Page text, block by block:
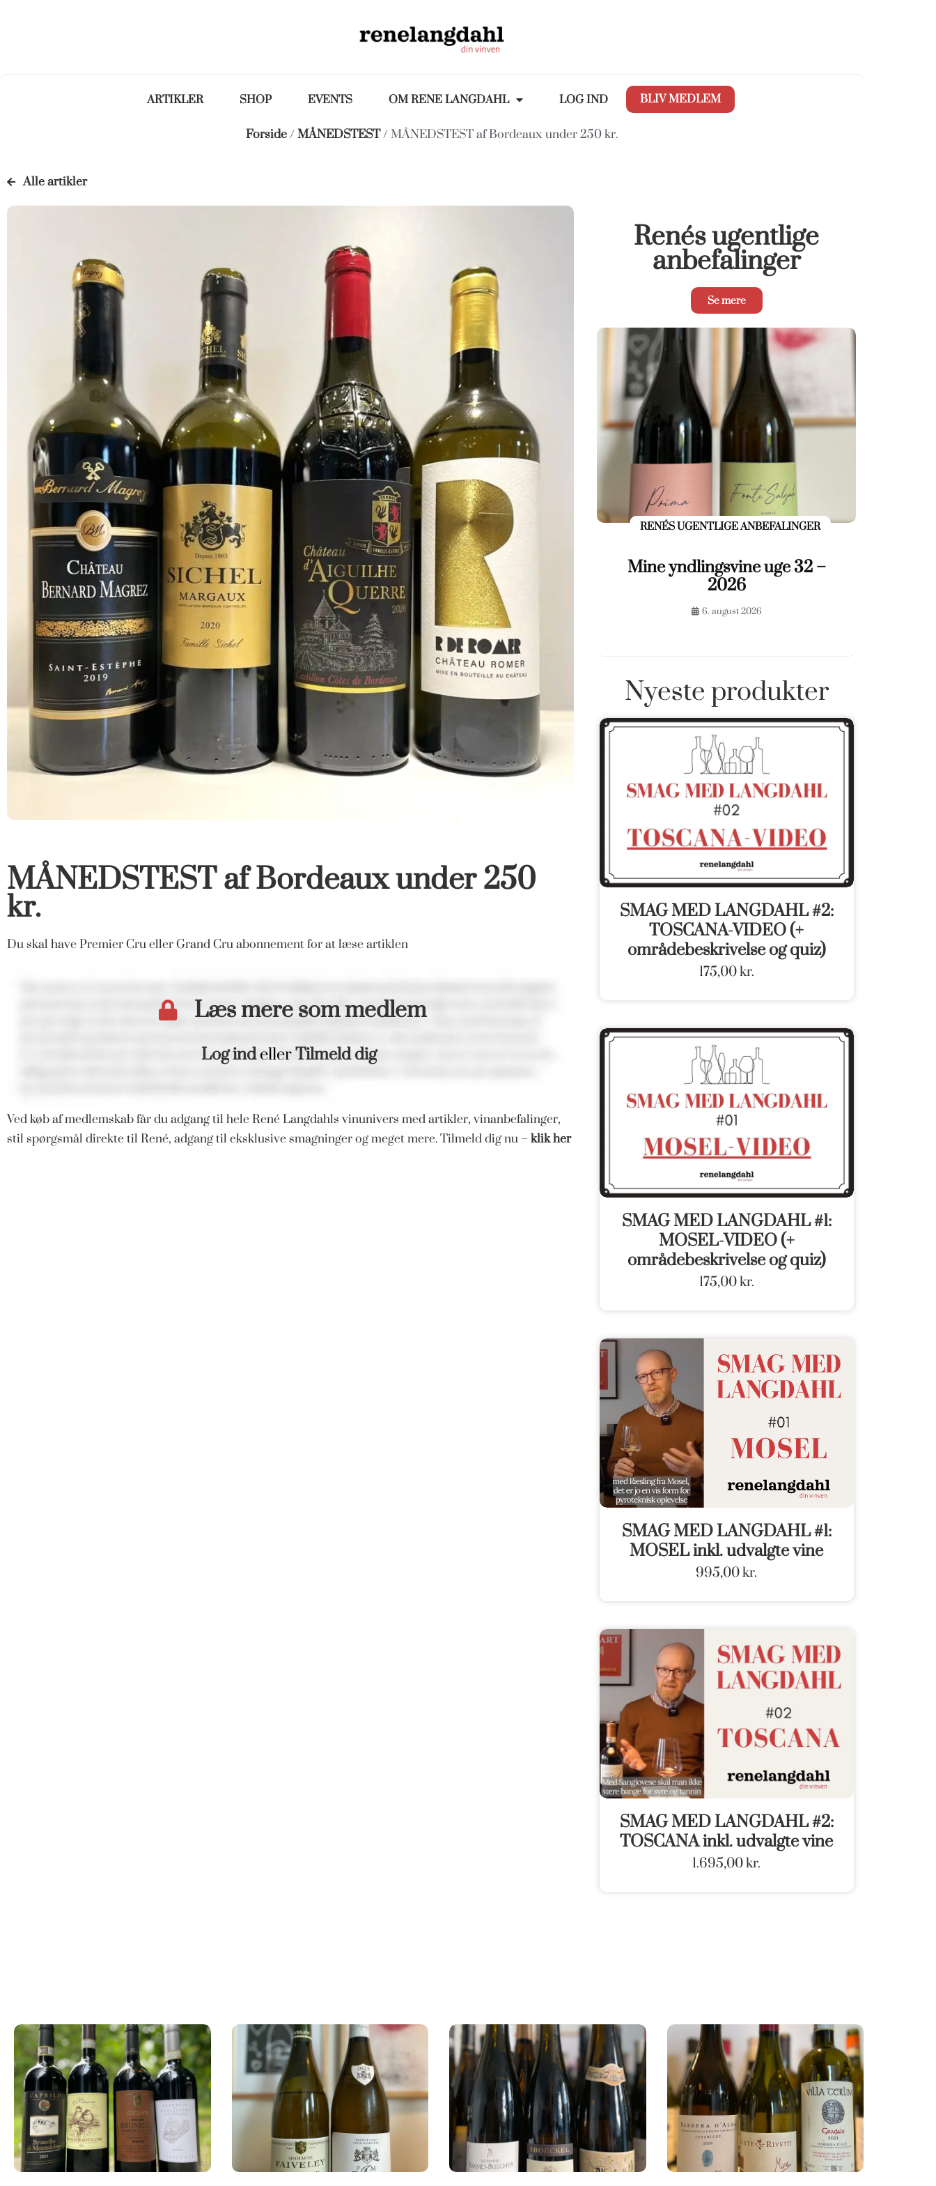
ARTIKLER SHOP EVENTS OM RENE LANGDAHL LOG IND BLIV MEDLEM
Forside/ MÅNEDSTEST/ MÅNEDSTEST af Bordeaux under 250 kr.
Alle artikler
MÅNEDSTEST af Bordeaux under 250
kr.
Du skal have Premier Cru eller Grand Cru abonnement for at læse artiklen
Læs mere som medlem
Log indellerTilmeld dig
Ved køb af medlemskab får du adgang til hele René Langdahls vinunivers med artikler, vinanbefalinger,
stil spørgsmål direkte til René, adgang til eksklusive smagninger og meget mere. Tilmeld dig nu – klik her
Renés ugentlige
anbefalinger
Se mere
RENÉS UGENTLIGE ANBEFALINGER
Mine yndlingsvine uge 32 –
2026
6. august 2026
Nyeste produkter
SMAG MED LANGDAHL #2:
TOSCANA-VIDEO (+
områdebeskrivelse og quiz)
175,00kr.
SMAG MED LANGDAHL #1:
MOSEL-VIDEO (+
områdebeskrivelse og quiz)
175,00kr.
SMAG MED LANGDAHL #1:
MOSEL inkl. udvalgte vine
995,00kr.
SMAG MED LANGDAHL #2:
TOSCANA inkl. udvalgte vine
1.695,00kr.